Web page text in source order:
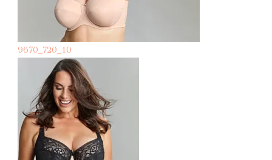
9670_720_10